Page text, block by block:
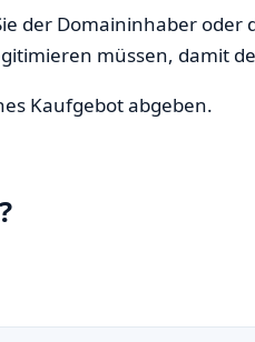
der Domaininhaber
müssen, damit
Kaufgebot abgeben.